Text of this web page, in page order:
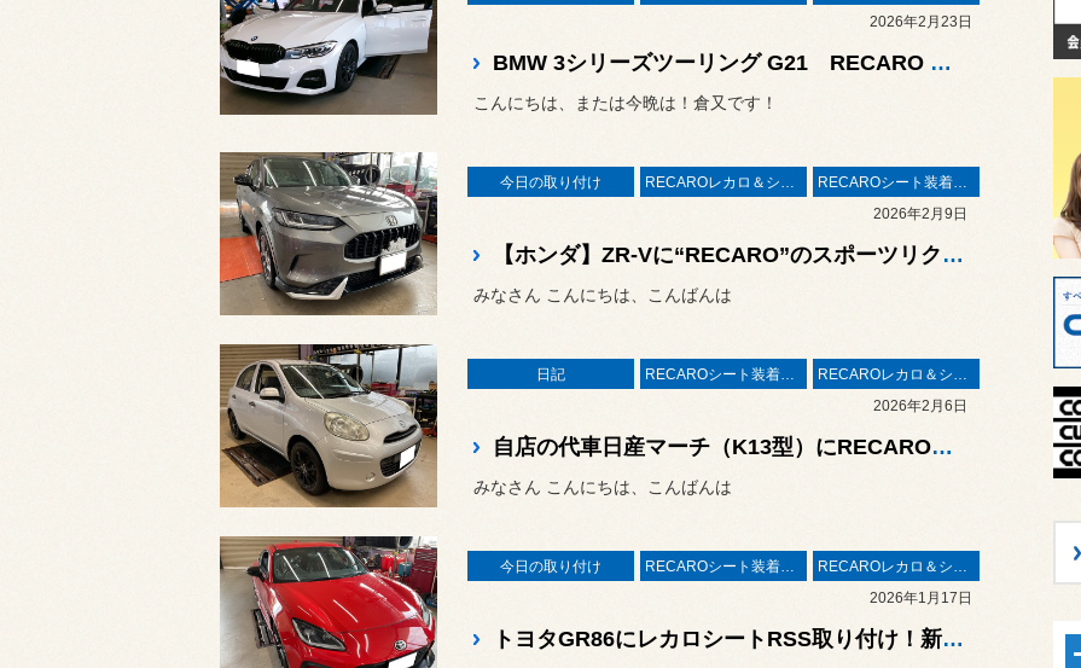
2026年2月23日
BMW 3シリーズツーリング G21 RECARO レカロシート Sportster取付！
こんにちは、または今晩は！倉又です！
今日の取り付け RECAROレカロ＆シート関連
RECAROシート装着事例
2026年2月9日
【ホンダ】ZR-Vに“RECARO”のスポーツリクライニングシートのSR-Cを装着！
みなさん こんにちは、こんばんは
日記 RECAROシート装着事例
RECAROレカロ＆シート関連
2026年2月6日
自店の代車日産マーチ（K13型）にRECAROエルゴメド取り付け！代車もより快適に！
みなさん こんにちは、こんばんは
今日の取り付け RECAROシート装着事例
RECAROレカロ＆シート関連
2026年1月17日
トヨタGR86にレカロシートRSS取り付け！新潟市でレカロのご相談はスタイルコクピット青山まで！